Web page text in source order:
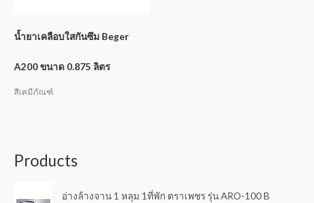
น้ำยาเคลือบใสกันซึม Beger
A200 ขนาด 0.875 ลิตร
สีเคมีภัณฑ์
Products
อ่างล้างจาน 1 หลุม 1ที่พัก ตราเพชร รุ่น ARO-100 B